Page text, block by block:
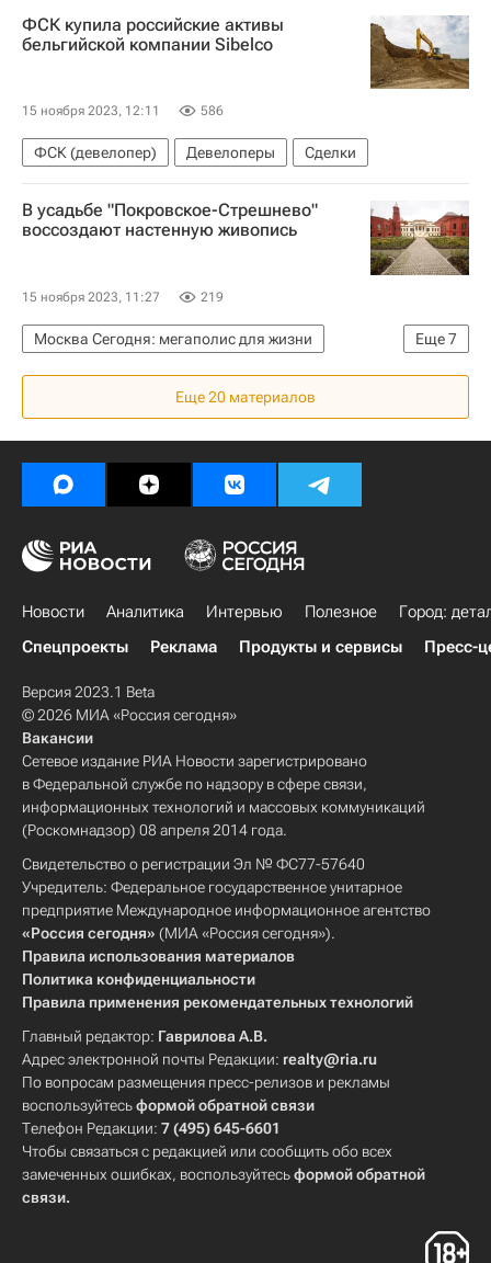
ФСК купила российские активы
бельгийской компании Sibelco
15 ноября 2023, 12:11 586
ФСК (девелопер) Девелоперы Сделки
В усадьбе "Покровское-Стрешнево"
воссоздают настенную живопись
15 ноября 2023, 11:27 219
Еще7
Москва Сегодня: мегаполис для жизни
Москва
Городское хозяйство Москвы
Комплекс городского хозяйства Москвы
Департамент капитального ремонта Москвы
Усадьба
Архитектура Реставрация
Еще 20 материалов
Новости Аналитика Интервью Полезное
Город:
Спецпроекты
Реклама Продукты и сервисы Пресс-
Версия 2023.1 Beta
© 2026 МИА «Россия сегодня»
Вакансии
Сетевое издание РИА Новости зарегистрировано
в Федеральной службе по надзору в сфере связи,
информационных технологий и массовых коммуникаций
(Роскомнадзор) 08 апреля 2014 года.
Свидетельство о регистрации Эл № ФС77-57640
Учредитель: Федеральное государственное унитарное
предприятие Международное информационное агентство
«Россия сегодня» (МИА «Россия сегодня»).
Правила использования материалов
Политика конфиденциальности
Правила применения рекомендательных технологий
Главный редактор: Гаврилова А.В.
Адрес электронной почты Редакции: realty@ria.ru
По вопросам размещения пресс-релизов и рекламы
воспользуйтесьформой обратной связи
Телефон Редакции: 7 (495) 645-6601
Чтобы связаться с редакцией или сообщить обо всех
замеченных ошибках, воспользуйтесьформой обратной
связи.